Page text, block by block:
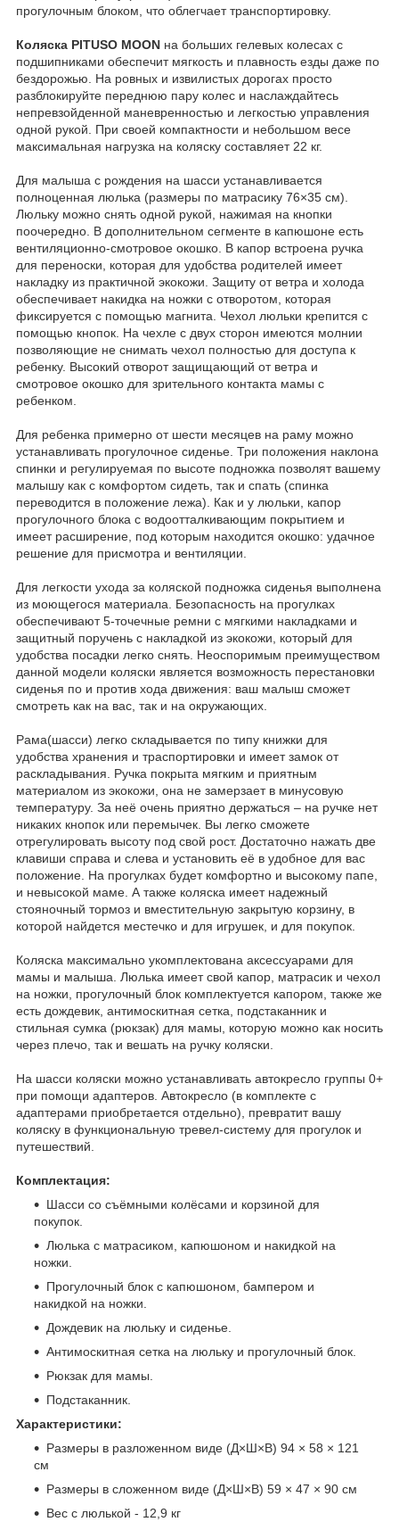
прогулочным блоком, что облегчает транспортировку.
Коляска PITUSO MOON на больших гелевых колесах с
подшипниками обеспечит мягкость и плавность езды даже по
бездорожью. На ровных и извилистых дорогах просто
разблокируйте переднюю пару колес и наслаждайтесь
непревзойденной маневренностью и легкостью управления
одной рукой. При своей компактности и небольшом весе
максимальная нагрузка на коляску составляет 22 кг.
Для малыша с рождения на шасси устанавливается
полноценная люлька (размеры по матрасику 76×35 см).
Люльку можно снять одной рукой, нажимая на кнопки
поочередно. В дополнительном сегменте в капюшоне есть
вентиляционно-смотровое окошко. В капор встроена ручка
для переноски, которая для удобства родителей имеет
накладку из практичной экокожи. Защиту от ветра и холода
обеспечивает накидка на ножки с отворотом, которая
фиксируется с помощью магнита. Чехол люльки крепится с
помощью кнопок. На чехле с двух сторон имеются молнии
позволяющие не снимать чехол полностью для доступа к
ребенку. Высокий отворот защищающий от ветра и
смотровое окошко для зрительного контакта мамы с
ребенком.
Для ребенка примерно от шести месяцев на раму можно
устанавливать прогулочное сиденье. Три положения наклона
спинки и регулируемая по высоте подножка позволят вашему
малышу как с комфортом сидеть, так и спать (спинка
переводится в положение лежа). Как и у люльки, капор
прогулочного блока с водоотталкивающим покрытием и
имеет расширение, под которым находится окошко: удачное
решение для присмотра и вентиляции.
Для легкости ухода за коляской подножка сиденья выполнена
из моющегося материала. Безопасность на прогулках
обеспечивают 5-точечные ремни с мягкими накладками и
защитный поручень с накладкой из экокожи, который для
удобства посадки легко снять. Неоспоримым преимуществом
данной модели коляски является возможность перестановки
сиденья по и против хода движения: ваш малыш сможет
смотреть как на вас, так и на окружающих.
Рама(шасси) легко складывается по типу книжки для
удобства хранения и траспортировки и имеет замок от
раскладывания. Ручка покрыта мягким и приятным
материалом из экокожи, она не замерзает в минусовую
температуру. За неё очень приятно держаться – на ручке нет
никаких кнопок или перемычек. Вы легко сможете
отрегулировать высоту под свой рост. Достаточно нажать две
клавиши справа и слева и установить её в удобное для вас
положение. На прогулках будет комфортно и высокому папе,
и невысокой маме. А также коляска имеет надежный
стояночный тормоз и вместительную закрытую корзину, в
которой найдется местечко и для игрушек, и для покупок.
Коляска максимально укомплектована аксессуарами для
мамы и малыша. Люлька имеет свой капор, матрасик и чехол
на ножки, прогулочный блок комплектуется капором, также же
есть дождевик, антимоскитная сетка, подстаканник и
стильная сумка (рюкзак) для мамы, которую можно как носить
через плечо, так и вешать на ручку коляски.
На шасси коляски можно устанавливать автокресло группы 0+
при помощи адаптеров. Автокресло (в комплекте с
адаптерами приобретается отдельно), превратит вашу
коляску в функциональную тревел-систему для прогулок и
путешествий.
Комплектация:
Шасси со съёмными колёсами и корзиной для
покупок.
Люлька с матрасиком, капюшоном и накидкой на
ножки.
Прогулочный блок с капюшоном, бампером и
накидкой на ножки.
Дождевик на люльку и сиденье.
Антимоскитная сетка на люльку и прогулочный блок.
Рюкзак для мамы.
Подстаканник.
Характеристики:
Размеры в разложенном виде (Д×Ш×В) 94 × 58 × 121
см
Размеры в сложенном виде (Д×Ш×В) 59 × 47 × 90 см
Вес с люлькой - 12,9 кг